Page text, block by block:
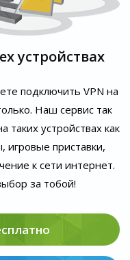
устройствах
подключить VPN на
Наш сервис так
устройствах как
приставки,
к сети интернет.
за тобой!